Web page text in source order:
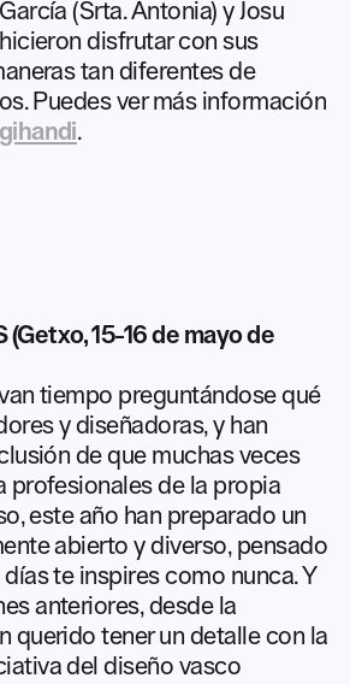
(Srta. Antonia) y Josu
disfrutar con sus
tan diferentes de
Puedes ver más información
.
(Getxo, 15-16 de mayo de
tiempo preguntándose qué
y diseñadoras, y han
de que muchas veces
profesionales de la propia
este año han preparado un
abierto y diverso, pensado
te inspires como nunca. Y
anteriores, desde la
querido tener un detalle con la
del diseño vasco